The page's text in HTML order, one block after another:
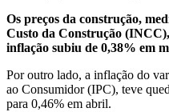
Os preços da construção,
Custo da Construção
inflação subiu de 0,38% em
Por outro lado, a inflação do
ao Consumidor (IPC), teve
para 0,46% em abril.